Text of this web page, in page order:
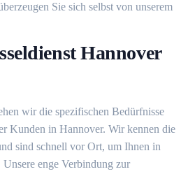
Sie sich selbst von unserem
Hannover
wir die spezifischen Bedürfnisse
Kunden in Hannover. Wir kennen die
sind schnell vor Ort, um Ihnen in
enge Verbindung zur